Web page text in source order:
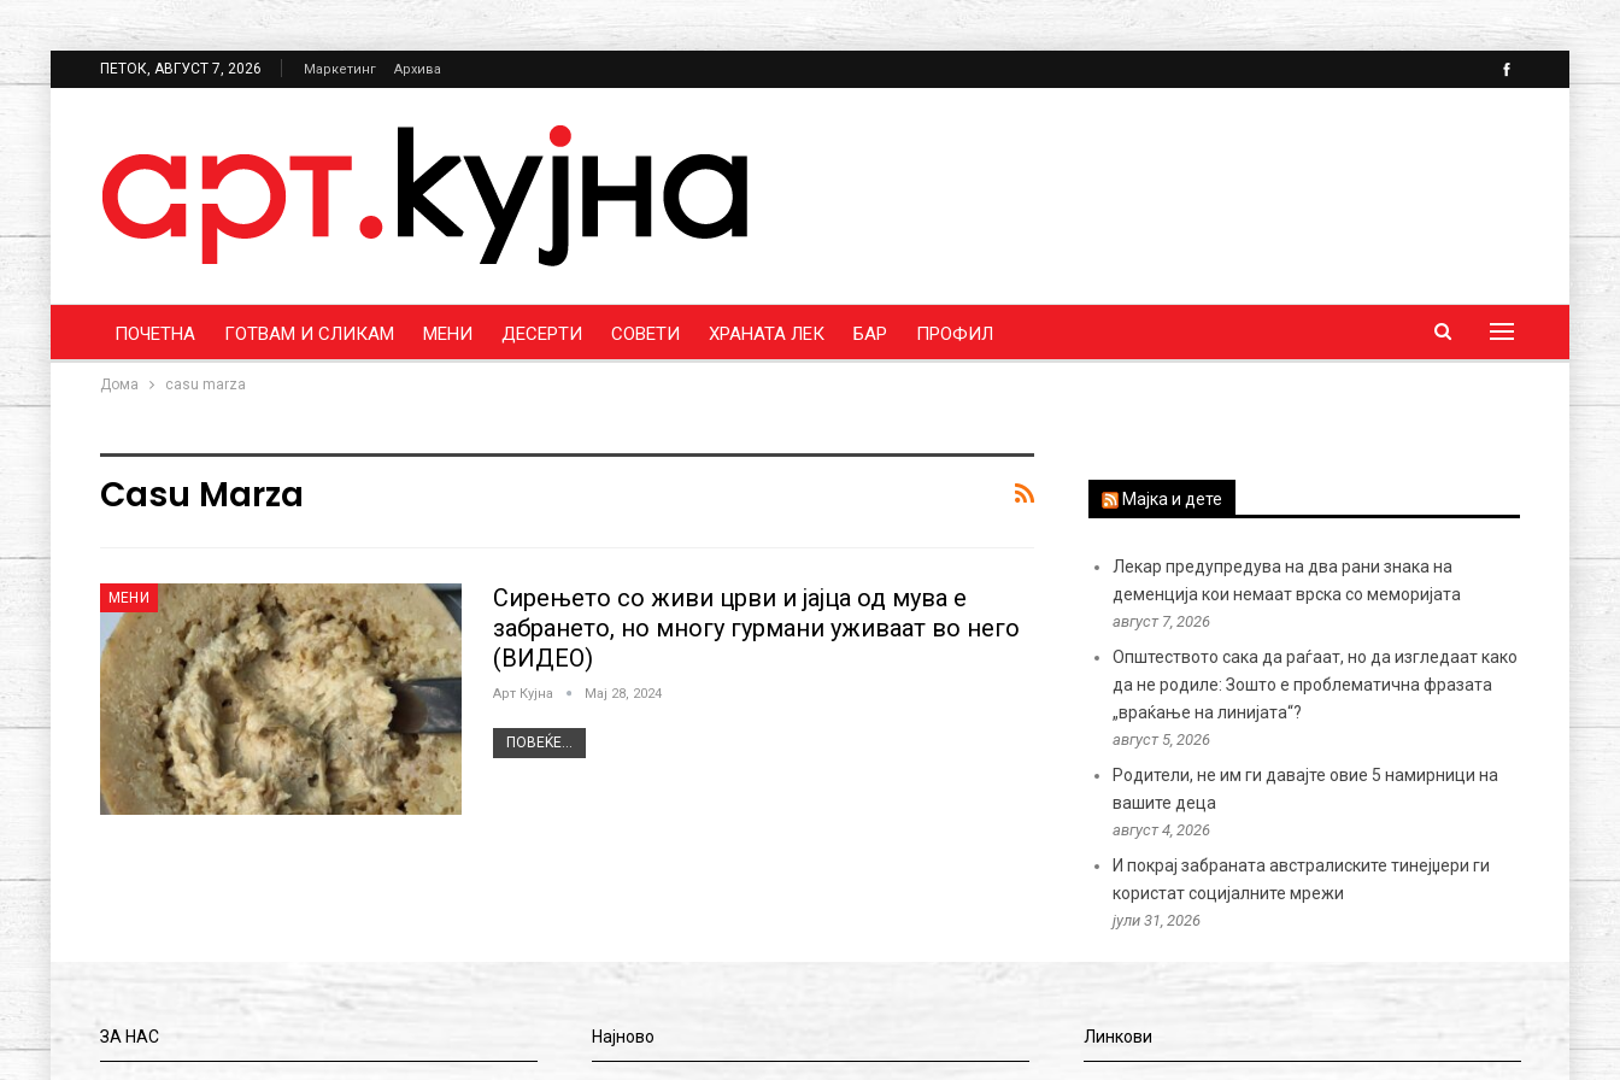
ПЕТОК, АВГУСТ 7, 2026 Маркетинг Архива
ПОЧЕТНА ГОТВАМ И СЛИКАМ МЕНИ ДЕСЕРТИ СОВЕТИ ХРАНАТА ЛЕК БАР ПРОФИЛ
Дома casu marza
Casu Marza
МЕНИ
Сирењето со живи црви и јајца од мува е
забрането, но многу гурмани уживаат во него
(ВИДЕО)
Арт Кујна Мај 28, 2024
ПОВЕЌЕ...
Мајка и дете
Лекар предупредува на два рани знака на
деменција кои немаат врска со меморијата
август 7, 2026
Општеството сака да раѓаат, но да изгледаат како
да не родиле: Зошто е проблематична фразата
„враќање на линијата“?
август 5, 2026
Родители, не им ги давајте овие 5 намирници на
вашите деца
август 4, 2026
И покрај забраната австралиските тинејџери ги
користат социјалните мрежи
јули 31, 2026
ЗА НАС Најново Линкови